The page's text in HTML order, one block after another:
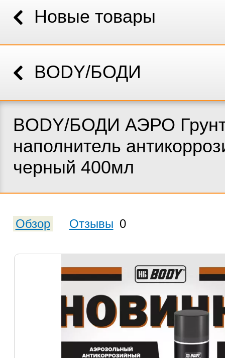
Новые товары
BODY/БОДИ
BODY/БОДИ АЭРО
наполнитель
черный 400мл
Обзор Отзывы 0